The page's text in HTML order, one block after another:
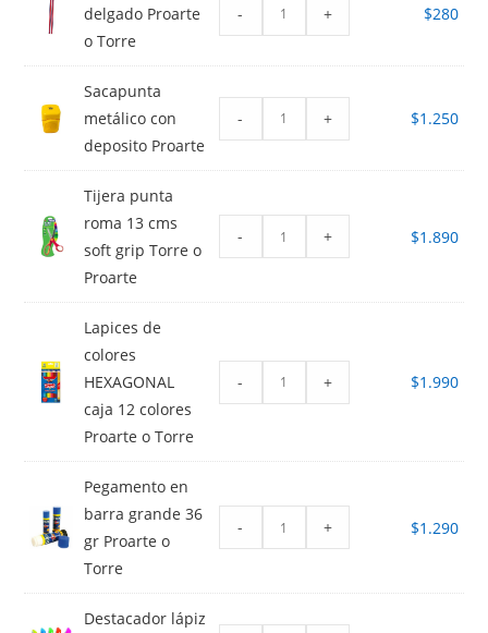
delgado Proarte
o Torre
- + $280
Sacapunta
metálico con
deposito Proarte
- + $1.250
Tijera punta
roma 13 cms
soft grip Torre o
Proarte
- + $1.890
Lapices de
colores
HEXAGONAL
caja 12 colores
Proarte o Torre
- + $1.990
Pegamento en
barra grande 36
gr Proarte o
Torre
- + $1.290
Destacador lápiz